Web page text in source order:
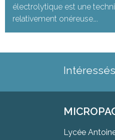
électrolytique est une
relativement onéreuse….
Lycée